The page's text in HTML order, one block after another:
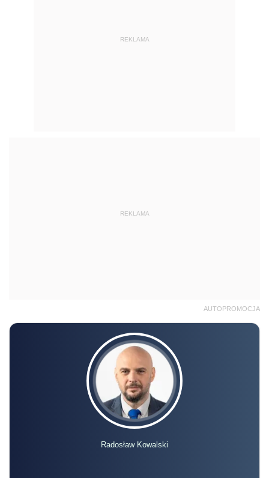
REKLAMA
REKLAMA
AUTOPROMOCJA
Radosław Kowalski